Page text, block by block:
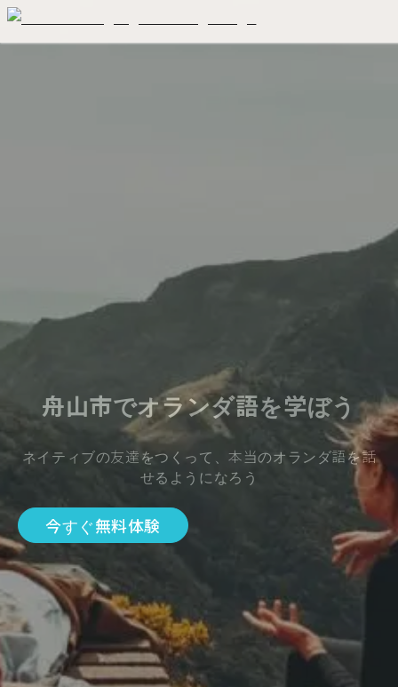
舟山市でオランダ語を学ぼう
ネイティブの友達をつくって、本当のオランダ語を話
せるようになろう
今すぐ無料体験